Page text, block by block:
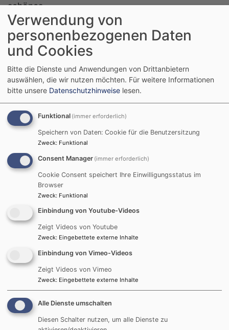
schönes
HOCHZEIT
Sie wollen kirchlich heiraten? Herzlich willkommen
in der Friedenskirche Eichenau. Die Bedeutung der
Trauung Im Trauversprechen bringen Sie zum
Ausdruck, dass Sie eine feste und lebenslange
Beziehung
TRAUERFALL, BEERDIGUNG
Manchmal trifft einen der Tod eines Angehörigen
völlig unvorbereitet. Vieles ist dann zu regeln und
gleichzeitig hat man dafür den Kopf nicht frei. Die
Verwendung von
personenbezogenen Daten
und Cookies
Bitte die Dienste und Anwendungen von Drittanbietern
auswählen, die wir nutzen möchten. Für weitere Informationen
bitte unsere Datenschutzhinweise lesen.
Funktional (immer erforderlich)
Speichern von Daten: Cookie für die Benutzersitzung
Zweck: Funktional
Consent Manager (immer erforderlich)
Cookie Consent speichert Ihre Einwilligungsstatus im
Browser
Zweck: Funktional
Einbindung von Youtube-Videos
Zeigt Videos von Youtube
Zweck: Eingebettete externe Inhalte
Einbindung von Vimeo-Videos
Zeigt Videos von Vimeo
Zweck: Eingebettete externe Inhalte
Alle Dienste umschalten
Diesen Schalter nutzen, um alle Dienste zu